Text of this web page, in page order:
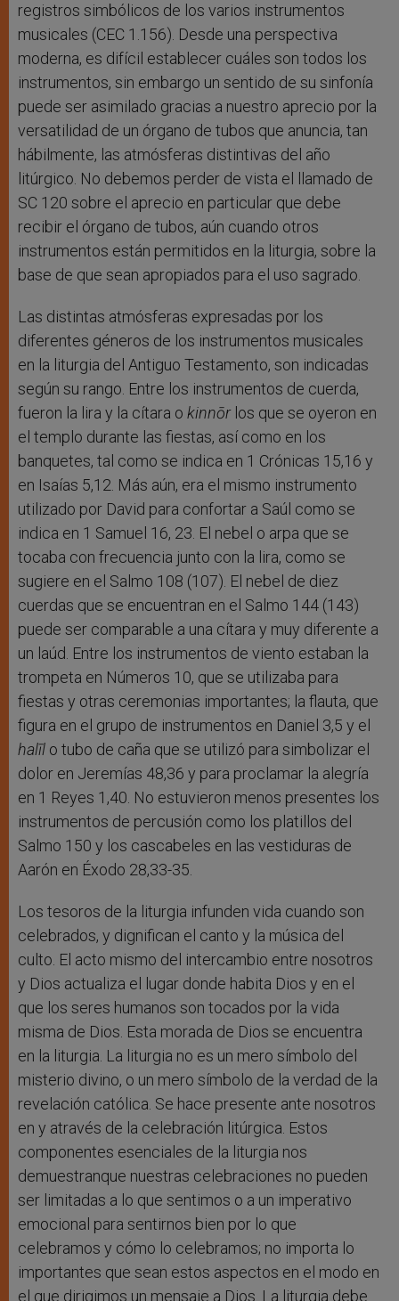
registros simbólicos de los varios instrumentos
musicales (CEC 1.156). Desde una perspectiva
moderna, es difícil establecer cuáles son todos los
instrumentos, sin embargo un sentido de su sinfonía
puede ser asimilado gracias a nuestro aprecio por la
versatilidad de un órgano de tubos que anuncia, tan
hábilmente, las atmósferas distintivas del año
litúrgico. No debemos perder de vista el llamado de
SC 120 sobre el aprecio en particular que debe
recibir el órgano de tubos, aún cuando otros
instrumentos están permitidos en la liturgia, sobre la
base de que sean apropiados para el uso sagrado.
Las distintas atmósferas expresadas por los
diferentes géneros de los instrumentos musicales
en la liturgia del Antiguo Testamento, son indicadas
según su rango. Entre los instrumentos de cuerda,
fueron la lira y la cítara o kinnōrlos que se oyeron en
el templo durante las fiestas, así como en los
banquetes, tal como se indica en 1 Crónicas 15,16 y
en Isaías 5,12. Más aún, era el mismo instrumento
utilizado por David para confortar a Saúl como se
indica en 1 Samuel 16, 23. El nebel o arpa que se
tocaba con frecuencia junto con la lira, como se
sugiere en el Salmo 108 (107). El nebel de diez
cuerdas que se encuentran en el Salmo 144 (143)
puede ser comparable a una cítara y muy diferente a
un laúd. Entre los instrumentos de viento estaban la
trompeta en Números 10, que se utilizaba para
fiestas y otras ceremonias importantes; la flauta, que
figura en el grupo de instrumentos en Daniel 3,5 y el
halīl o tubo de caña que se utilizó para simbolizar el
dolor en Jeremías 48,36 y para proclamar la alegría
en 1 Reyes 1,40. No estuvieron menos presentes los
instrumentos de percusión como los platillos del
Salmo 150 y los cascabeles en las vestiduras de
Aarón en Éxodo 28,33-35.
Los tesoros de la liturgia infunden vida cuando son
celebrados, y dignifican el canto y la música del
culto. El acto mismo del intercambio entre nosotros
y Dios actualiza el lugar donde habita Dios y en el
que los seres humanos son tocados por la vida
misma de Dios. Esta morada de Dios se encuentra
en la liturgia. La liturgia no es un mero símbolo del
misterio divino, o un mero símbolo de la verdad de la
revelación católica. Se hace presente ante nosotros
en y através de la celebración litúrgica. Estos
componentes esenciales de la liturgia nos
demuestranque nuestras celebraciones no pueden
ser limitadas a lo que sentimos o a un imperativo
emocional para sentirnos bien por lo que
celebramos y cómo lo celebramos; no importa lo
importantes que sean estos aspectos en el modo en
el que dirigimos un mensaje a Dios. La liturgia debe